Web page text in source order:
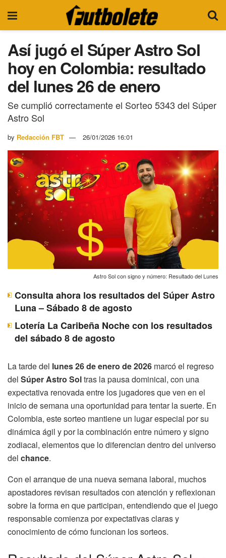
Así jugó el Súper Astro Sol
hoy en Colombia: resultado
del lunes 26 de enero
Se cumplió correctamente el Sorteo 5343 del Súper
Astro Sol
by Redacción FBT 26/01/2026 16:01
Astro Sol con signo y número: Resultado del Lunes
Consulta ahora los resultados del Súper Astro
Luna – Sábado 8 de agosto
Lotería La Caribeña Noche con los resultados
del sábado 8 de agosto
La tarde del lunes 26 de enero de 2026 marcó el regreso
del Súper Astro Soltras la pausa dominical, con una
expectativa renovada entre los jugadores que ven en el
inicio de semana una oportunidad para tentar la suerte. En
Colombia, este sorteo mantiene un lugar especial por su
dinámica ágil y por la combinación entre número y signo
zodiacal, elementos que lo diferencian dentro del universo
del chance.
Con el arranque de una nueva semana laboral, muchos
apostadores revisan resultados con atención y reflexionan
sobre la forma en que participan, entendiendo que el juego
responsable comienza por expectativas claras y
conocimiento de cómo funcionan los sorteos.